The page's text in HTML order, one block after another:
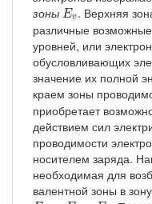
зоны Ev
Ev. Верхняя
различные
уровней, или
обусловливающих
значение их полной
краем зоны
приобретает
действием сил
проводимости
носителем заряда.
необходимая для
валентной зоны в